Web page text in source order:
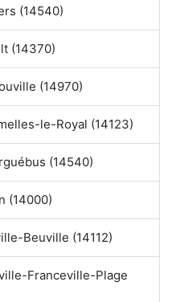
(14540)
(14370)
(14970)
le-Royal (14123)
(14540)
(14000)
Beuville (14112)
Franceville-Plage